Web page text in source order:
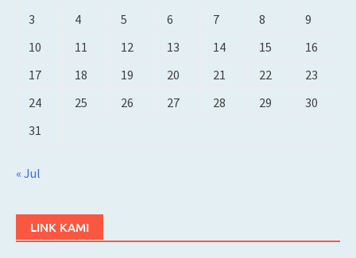
3
4 5 6 7 8
9
10
11 12 13 14 15
16
17
18 19 20 21 22
23
24
25 26 27 28 29
30
31
« Jul
LINK KAMI